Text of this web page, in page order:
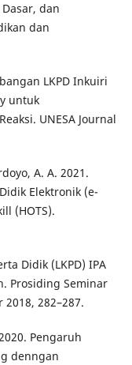
dan
dan
LKPD Inkuiri
untuk
UNESA Journal
A. A. 2021.
Elektronik (e-
(HOTS).
Didik (LKPD) IPA
Prosiding Seminar
282–287.
Pengaruh
denngan